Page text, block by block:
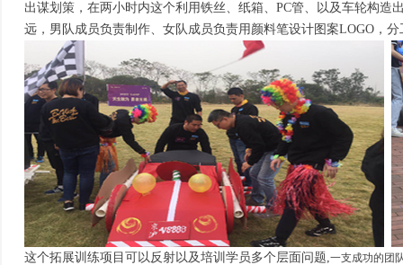
出谋划策，在两小时内这个利用铁丝、纸箱、PC管、以及车轮构
远，男队成员负责制作、女队成员负责用颜料笔设计图案LOGO，
这个拓展训练项目可以反射以及培训学员多个层面问题,一支成功的团